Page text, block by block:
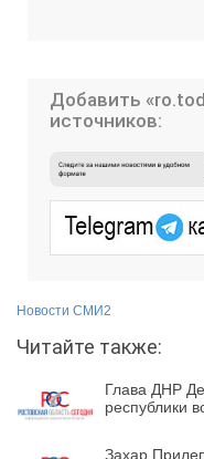
Добавить
источников:
Новости СМИ2
Читайте также:
Глава ДНР
республики
Захар